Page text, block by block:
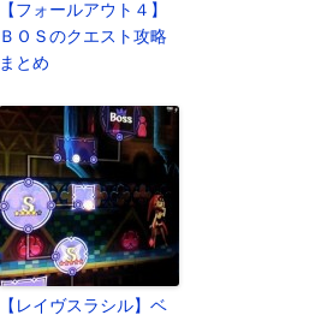
【フォールアウト４】
ＢＯＳのクエスト攻略
まとめ
【レイヴスラシル】ベ